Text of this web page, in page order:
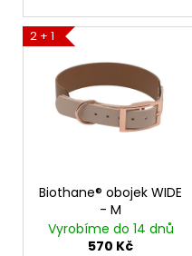
2 + 1
Biothane® obojek WIDE
- M
Vyrobíme do 14 dnů
570 Kč